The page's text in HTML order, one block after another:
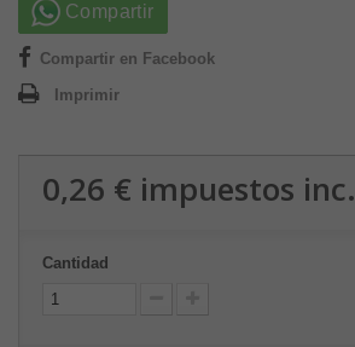
Compartir
Compartir en Facebook
Imprimir
0,26 € impuestos inc.
Cantidad